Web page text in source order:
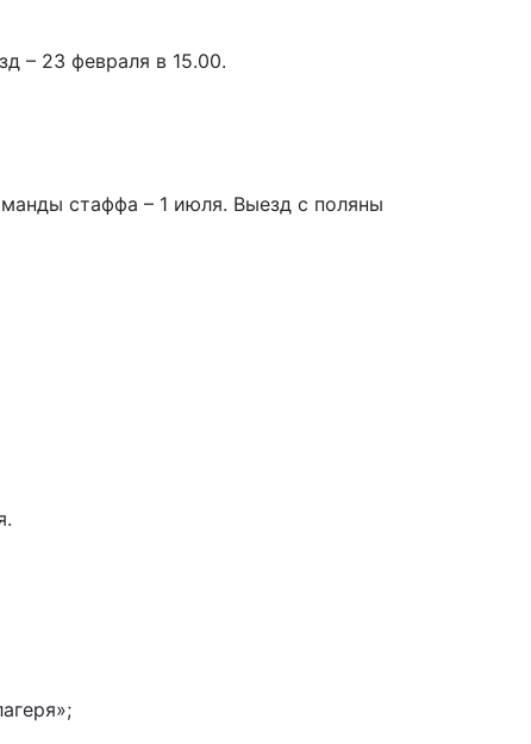
– 23 февраля в 15.00.
стаффа – 1 июля. Выезд с поляны